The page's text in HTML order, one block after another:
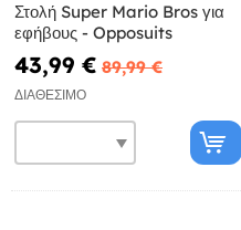
Στολή Super Mario Bros για
εφήβους - Opposuits
43,99 € 89,99 €
ΔΙΑΘΈΣΙΜΟ